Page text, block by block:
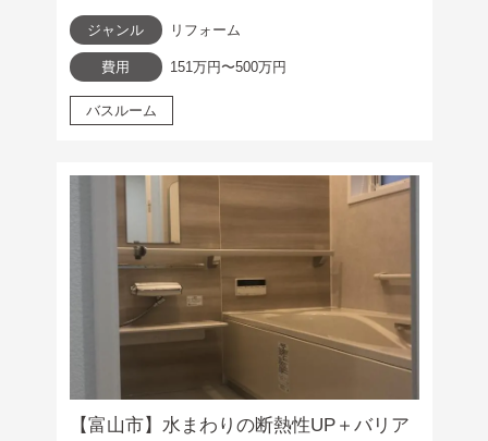
ジャンル リフォーム
費用 151万円〜500万円
バスルーム
【富山市】水まわりの断熱性UP＋バリア